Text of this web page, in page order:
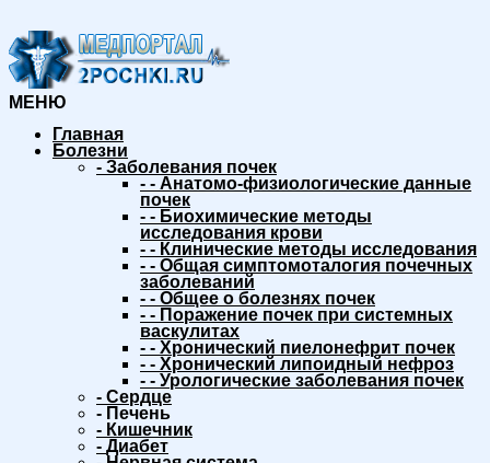
МЕНЮ
Главная
Болезни
- Заболевания почек
- - Анатомо-физиологические данные
почек
- - Биохимические методы
исследования крови
- - Клинические методы исследования
- - Общая симптомоталогия почечных
заболеваний
- - Общее о болезнях почек
- - Поражение почек при системных
васкулитах
- - Хронический пиелонефрит почек
- - Хронический липоидный нефроз
- - Урологические заболевания почек
- Сердце
- Печень
- Кишечник
- Диабет